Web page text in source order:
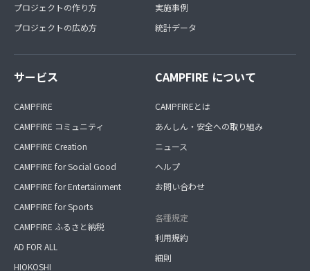
プロジェクトの作り方
プロジェクトの広め方
実施事例
統計データ
サービス
CAMPFIRE
CAMPFIRE コミュニティ
CAMPFIRE Creation
CAMPFIRE for Social Good
CAMPFIRE for Entertainment
CAMPFIRE for Sports
CAMPFIRE ふるさと納税
AD FOR ALL
HIOKOSHI
CAMPFIRE について
CAMPFIREとは
あんしん・安全への取り組み
ニュース
ヘルプ
お問い合わせ
各種規定
利用規約
細則